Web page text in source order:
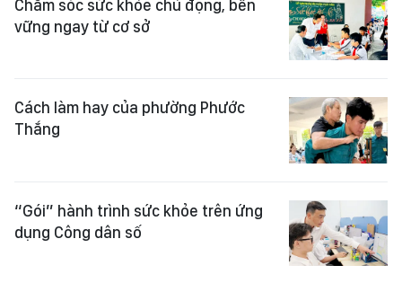
Chăm sóc sức khỏe chủ động, bền
vững ngay từ cơ sở
Cách làm hay của phường Phước
Thắng
“Gói” hành trình sức khỏe trên ứng
dụng Công dân số